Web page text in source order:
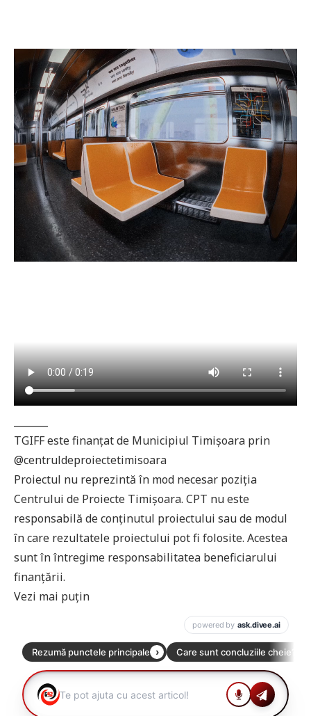
TGIFF este finanțat de Municipiul Timișoara prin
@centruldeproiectetimisoara
Proiectul nu reprezintă în mod necesar poziţia
Centrului de Proiecte Timișoara. CPT nu este
responsabilă de conținutul proiectului sau de modul
în care rezultatele proiectului pot fi folosite. Acestea
sunt în întregime responsabilitatea beneficiarului
finanțării.
Vezi mai puţin